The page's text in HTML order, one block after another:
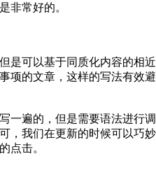
非常好的。
可以基于同质化内容的相近
项的文章，这样的写法有效避
遍的，但是需要语法进行调
，我们在更新的时候可以巧妙
点击。